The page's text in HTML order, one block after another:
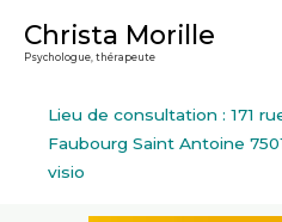
Christa Morille
Psychologue, thérapeute
Lieu de consultation : 171
Faubourg Saint Antoine
visio